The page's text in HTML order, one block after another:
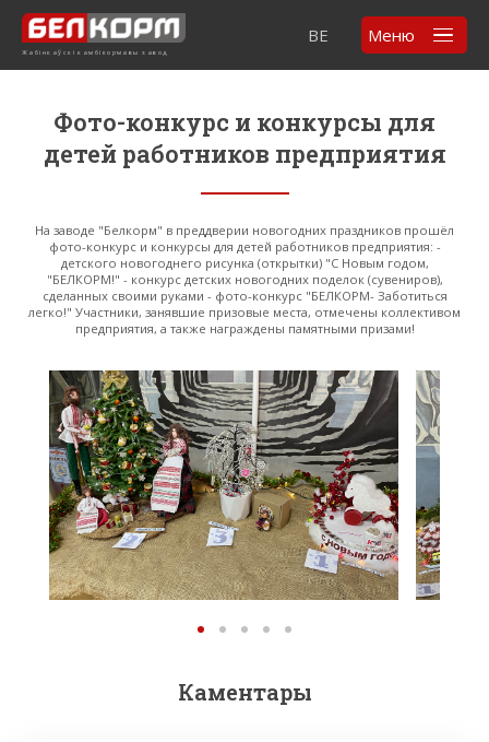
Жабінкаўскі камбікормавы завод
BE Меню
Фото-конкурс и конкурсы для
детей работников предприятия
На заводе "Белкорм" в преддверии новогодних праздников прошёл
фото-конкурс и конкурсы для детей работников предприятия: -
детского новогоднего рисунка (открытки) "С Новым годом,
"БЕЛКОРМ!" - конкурс детских новогодних поделок (сувениров),
сделанных своими руками - фото-конкурс "БЕЛКОРМ- Заботиться
легко!" Участники, занявшие призовые места, отмечены коллективом
предприятия, а также награждены памятными призами!
Каментары